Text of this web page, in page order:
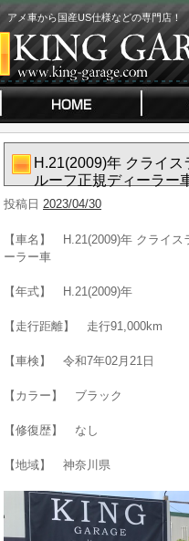
アメ車から国産US仕様などの専門店！
H.21(2009)年 クライ
ルーフ正規ディーラー
投稿日 2023/04/30
【車名】 H.21(2009)年 クライ
ーラー車
【年式】 H.21(2009)年
【走行距離】 走行91,000km
【車検】 令和7年02月21日
【カラー】 ブラック
【修復歴】 なし
【地域】 神奈川県